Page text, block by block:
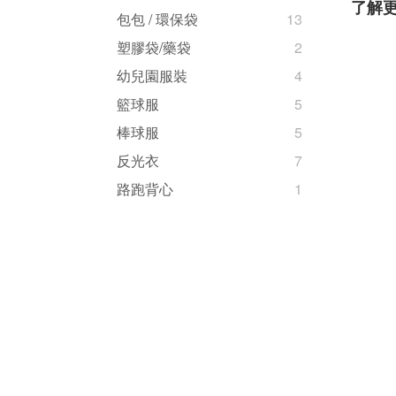
包包 / 環保袋
13
塑膠袋/藥袋
2
幼兒園服裝
4
籃球服
5
棒球服
5
反光衣
7
路跑背心
1
了解